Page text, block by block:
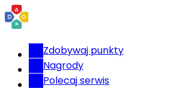
Zdobywaj punkty
Nagrody
Polecaj serwis